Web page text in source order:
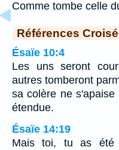
Comme tombe celle
Références
Ésaïe 10:4
Les uns seront
autres tomberont
sa colère ne
étendue.
Ésaïe 14:19
Mais toi, tu as été